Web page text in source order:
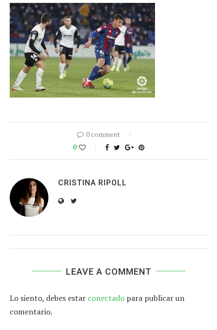
0 comment
0
CRISTINA RIPOLL
LEAVE A COMMENT
Lo siento, debes estar conectado para publicar un
comentario.